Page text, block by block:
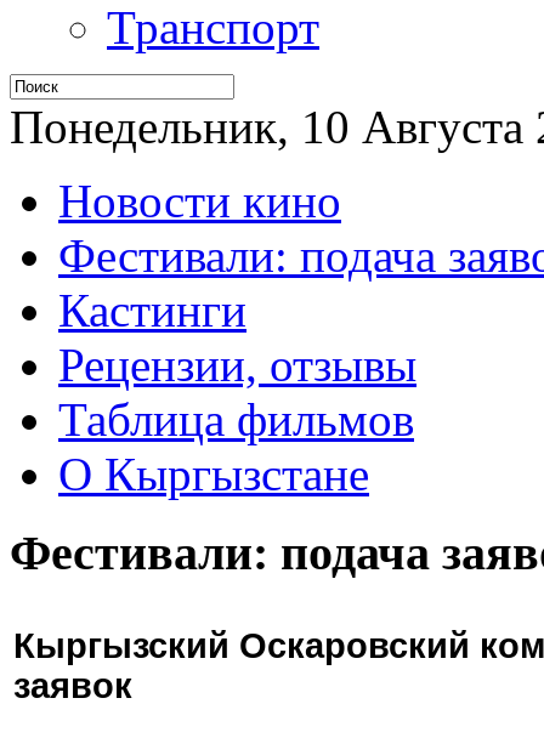
Транспорт
Понедельник, 10 Августа
Новости кино
Фестивали: подача
Кастинги
Рецензии, отзывы
Таблица фильмов
О Кыргызстане
Фестивали: подача
Кыргызский Оскаровский
заявок